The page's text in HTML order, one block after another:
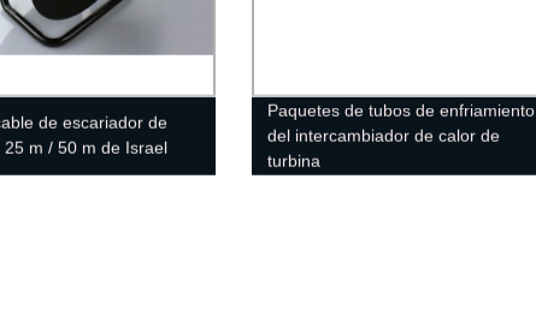
de escariador de
25 m / 50 m de Israel
Paquetes de tubos de enfriamiento
del intercambiador de calor de
turbina